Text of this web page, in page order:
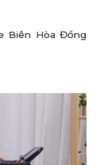
Biên Hòa Đồng